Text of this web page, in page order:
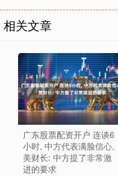
相关文章
广东股票配资开户 连谈6
小时, 中方代表满脸信心,
美财长: 中方提了非常激
进的要求